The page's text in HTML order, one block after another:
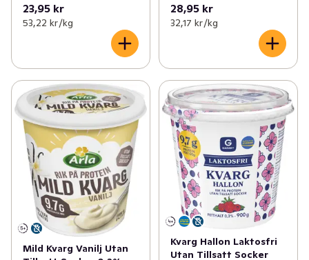
23,95 kr
53,22 kr /kg
28,95 kr
32,17 kr /kg
Mild Kvarg Vanilj Utan
Kvarg Hallon Laktosfri
Utan Tillsatt Socker